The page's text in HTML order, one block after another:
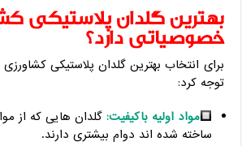
بهترین گلدان پلاستیکی
خصوصیاتی دارد؟
برای انتخاب بهترین گلدان پلاستیکی کشاورزی
توجه کرد:
مواد اولیه باکیفیت: گلدان هایی که از
ساخته شده اند دوام بیشتری دارند.